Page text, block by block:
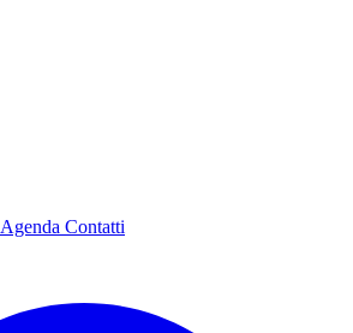
Agenda Contatti